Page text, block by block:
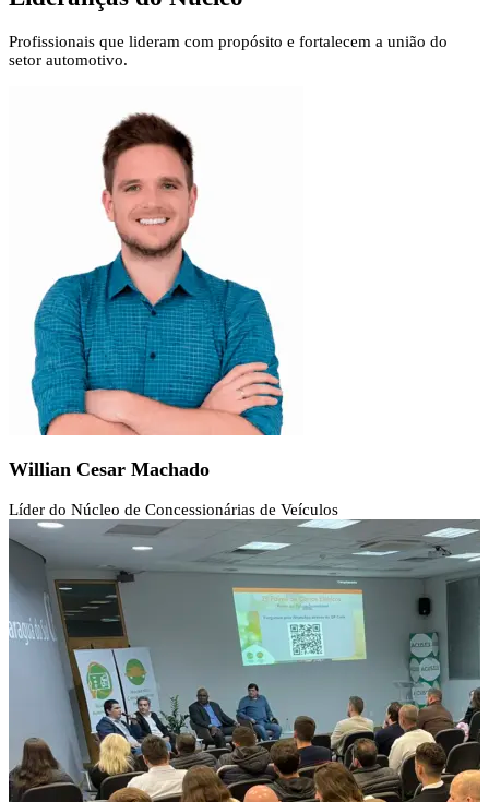
Profissionais que lideram com propósito e fortalecem a união do
setor automotivo.
Willian Cesar Machado
Líder do Núcleo de Concessionárias de Veículos